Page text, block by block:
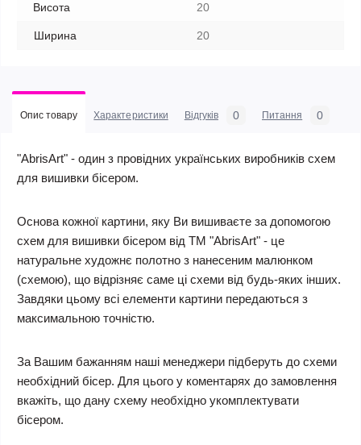
Висота 20
Ширина 20
Опис товару Характеристики Відгуків 0 Питання 0
"AbrisArt" - один з провідних українських виробників схем
для вишивки бісером.
Основа кожної картини, яку Ви вишиваєте за допомогою
схем для вишивки бісером від ТМ "AbrisArt" - це
натуральне художнє полотно з нанесеним малюнком
(схемою), що відрізняє саме ці схеми від будь-яких інших.
Завдяки цьому всі елементи картини передаються з
максимальною точністю.
За Вашим бажанням наші менеджери підберуть до схеми
необхідний бісер. Для цього у коментарях до замовлення
вкажіть, що дану схему необхідно укомплектувати
бісером.